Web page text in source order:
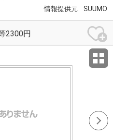
情報提供元 SUUMO
2300円